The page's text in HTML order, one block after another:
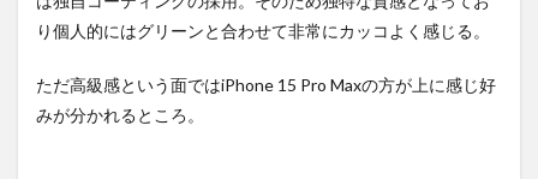
り個人的にはグリーンと合わせて非常にカッコよく感じる。
ただ高級感という面ではiPhone 15 Pro Maxの方が上に感じ好
みが分かれるところ。